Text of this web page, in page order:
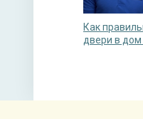
Как
двери в